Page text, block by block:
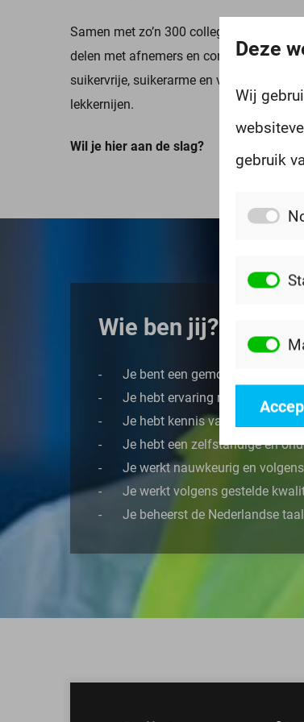
Samen met zo’n 300 collega’s zorgen
delen met afnemers en consumenten.
suikervrije, suikerarme en vegan
lekkernijen.
Wil je hier aan de slag?
Wie ben jij?
Je bent een gemotiveerde
Je hebt ervaring met
Je hebt kennis van Ultimo en
Je hebt een zelfstandige en
Je werkt nauwkeurig en
Je werkt volgens gestelde
Je beheerst de Nederlandse
Deze
Wij
gebruik